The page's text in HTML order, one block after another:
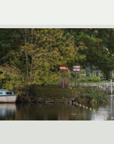
naar
de
inhoud
gaan